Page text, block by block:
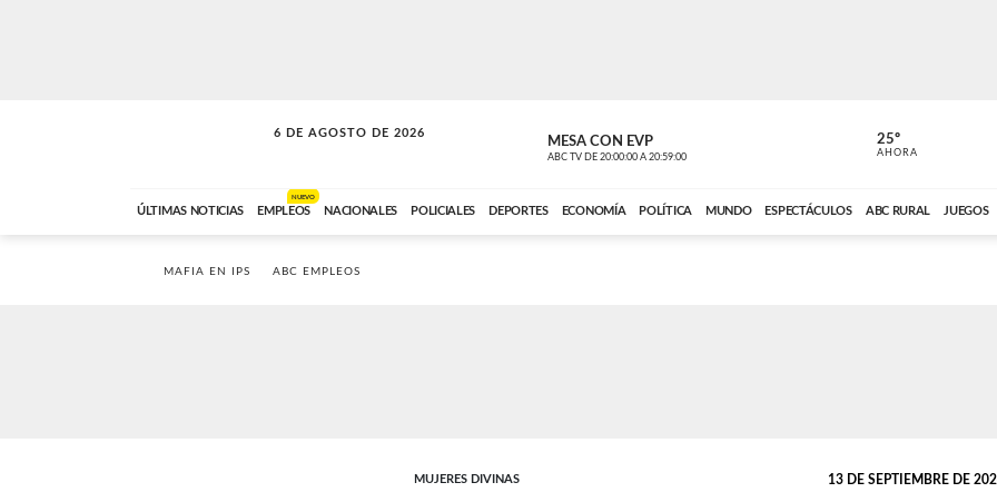
6 DE AGOSTO DE 2026
SOLO MÚSICA MESA CON EVP
ABC TV DE 20:00:00 A 20:59:00 ABC CARDINAL
25º
AHORA
ÚLTIMAS NOTICIAS EMPLEOS
NUEVO
NACIONALES POLICIALES DEPORTES ECONOMÍA POLÍTICA MUNDO ESPECTÁCULOS ABC RURAL JUEGOS
MAFIA EN IPS ABC EMPLEOS
MUJERES DIVINAS 13 DE SEPTIEMBRE DE